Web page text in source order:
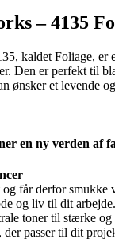
– 4135
kaldet Foliage, er
Den er perfekt til
ønsker et levende
en ny verden af
får derfor smukke
og liv til dit
toner til stærke
passer til dit